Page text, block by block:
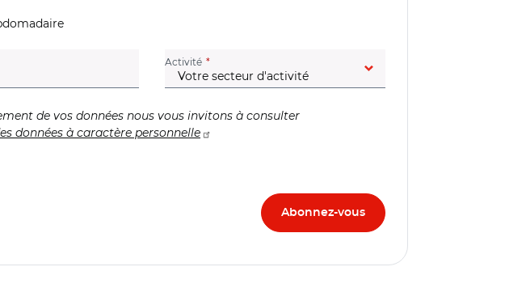
Activité (champ obligatoire)
de vos données nous vous invitons à consulter
données à caractère personnelle